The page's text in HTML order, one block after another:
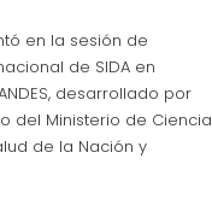
en la sesión de
de SIDA en
desarrollado por
del Ministerio de Ciencia
de la Nación y